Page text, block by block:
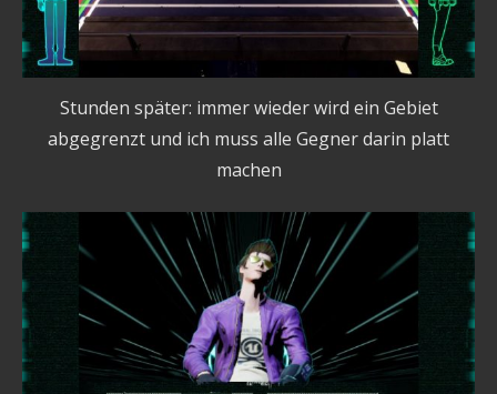
Stunden später: immer wieder wird ein Gebiet
abgegrenzt und ich muss alle Gegner darin platt
machen